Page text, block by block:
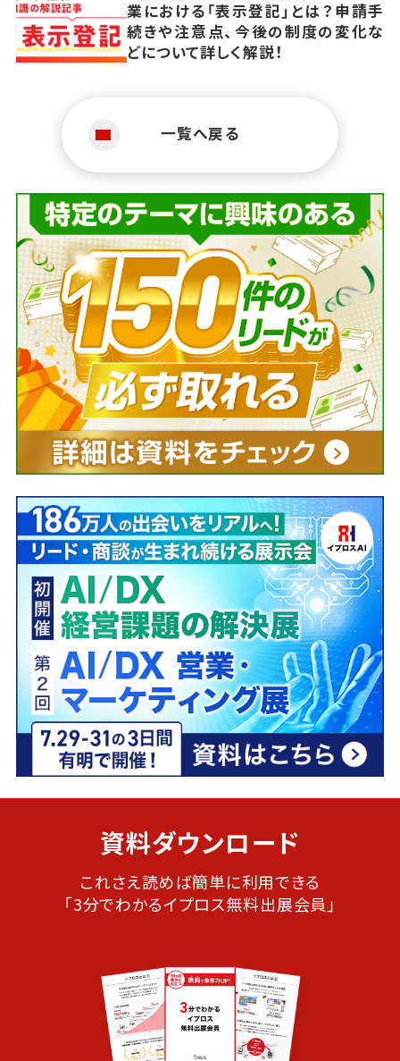
業における「表示登記」とは？申請手
続きや注意点、今後の制度の変化な
どについて詳しく解説！
一覧へ戻る
資料ダウンロード
これさえ読めば簡単に利用できる
「3分でわかるイプロス無料出展会員」